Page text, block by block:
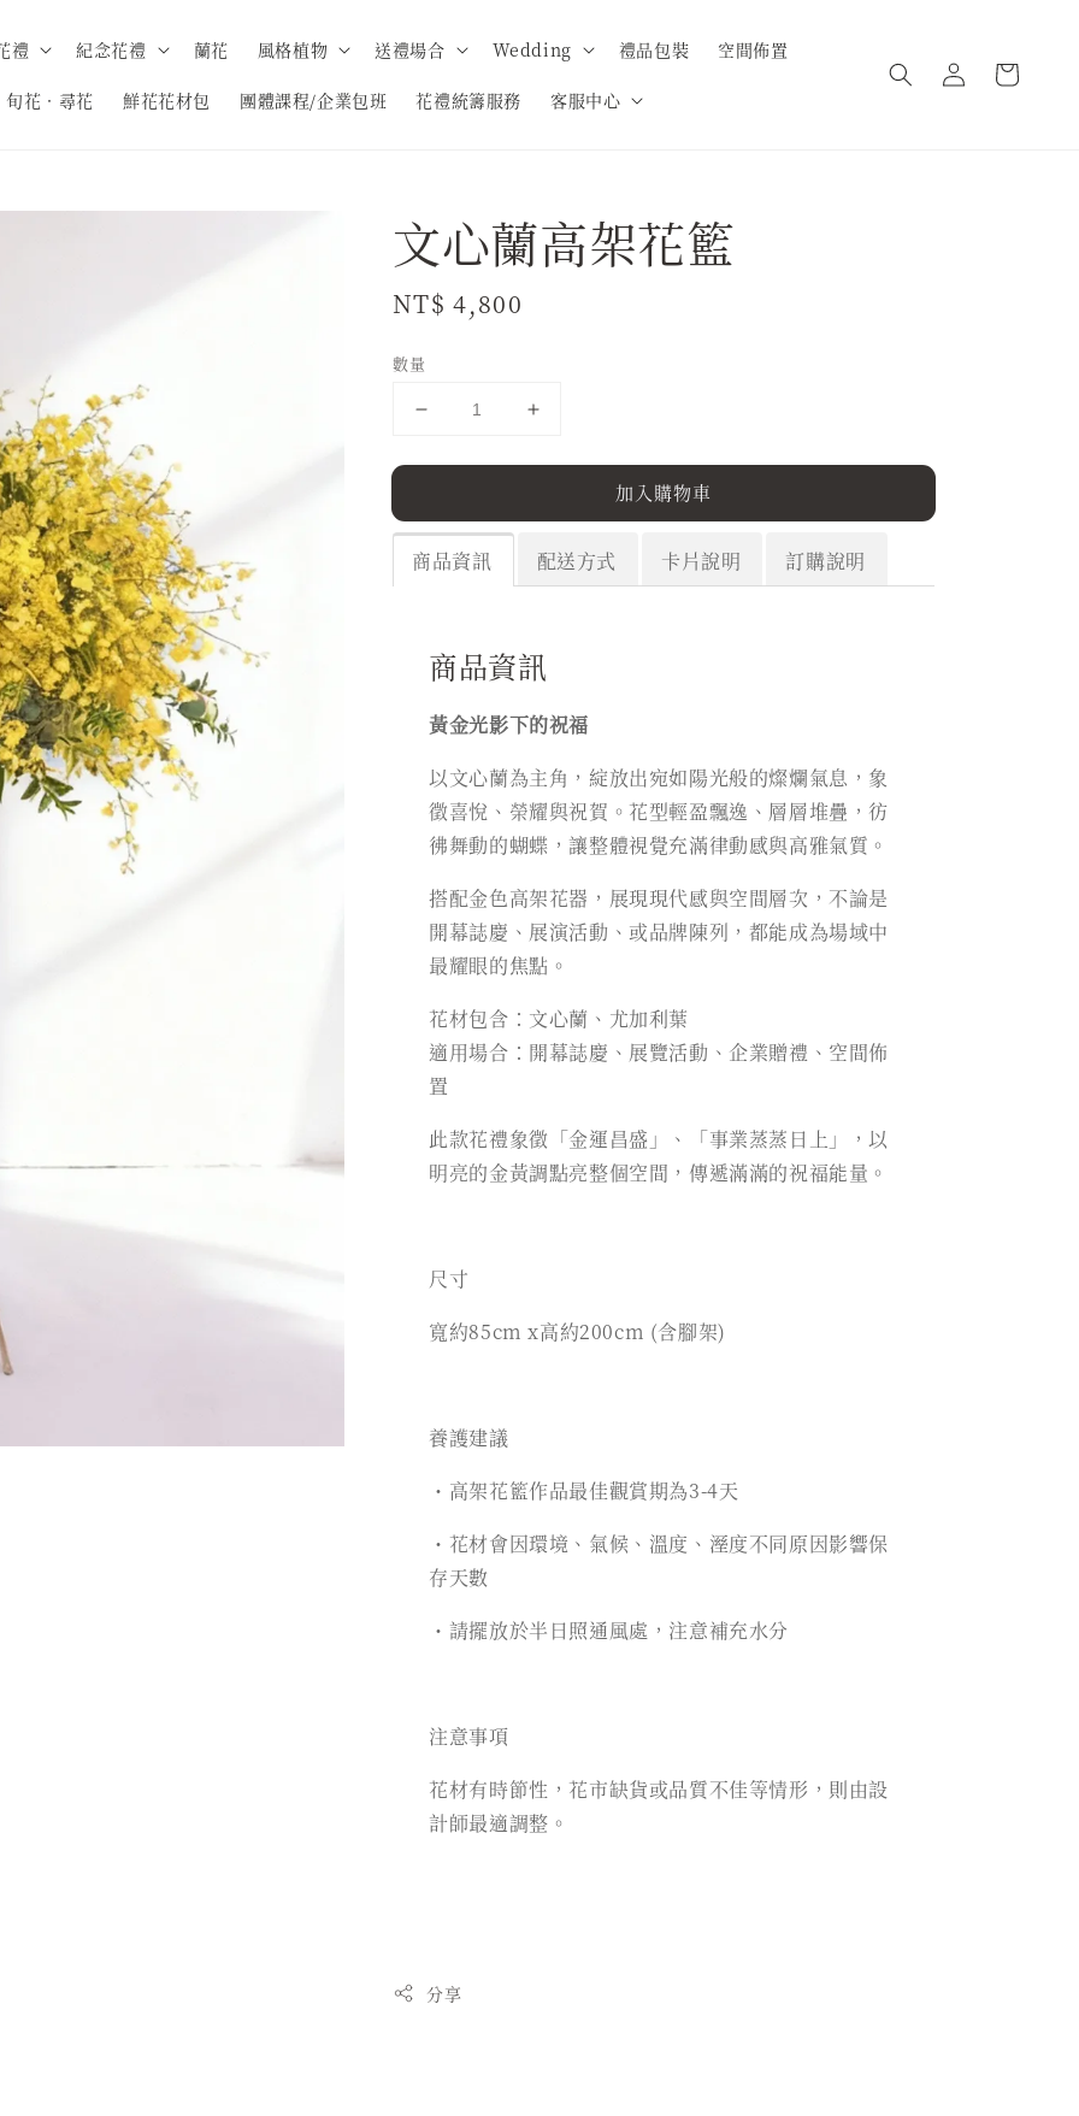
禮 紀念花禮 蘭花 風格植物 送禮場合 Wedding 禮品包裝 空間佈置
旬花．尋花 鮮花花材包 團體課程/企業包班 花禮統籌服務 客服中心
文心蘭高架花籃
Regular
NT$ 4,800
數量
加入購物車
商品資訊 配送方式 卡片說明 訂購說明
商品資訊
黃金光影下的祝福
以文心蘭為主角，綻放出宛如陽光般的燦爛氣息，象
徵喜悅、榮耀與祝賀。花型輕盈飄逸、層層堆疊，彷
彿舞動的蝴蝶，讓整體視覺充滿律動感與高雅氣質。
搭配金色高架花器，展現現代感與空間層次，不論是
開幕誌慶、展演活動、或品牌陳列，都能成為場域中
最耀眼的焦點。
花材包含：文心蘭、尤加利葉
適用場合：開幕誌慶、展覽活動、企業贈禮、空間佈
置
此款花禮象徵「金運昌盛」、「事業蒸蒸日上」，以
明亮的金黃調點亮整個空間，傳遞滿滿的祝福能量。
尺寸
寬約85cm x高約200cm (含腳架)
養護建議
・高架花籃作品最佳觀賞期為3-4天
・花材會因環境、氣候、溫度、溼度不同原因影響保
存天數
・請擺放於半日照通風處，注意補充水分
注意事項
花材有時節性，花市缺貨或品質不佳等情形，則由設
計師最適調整。
分享